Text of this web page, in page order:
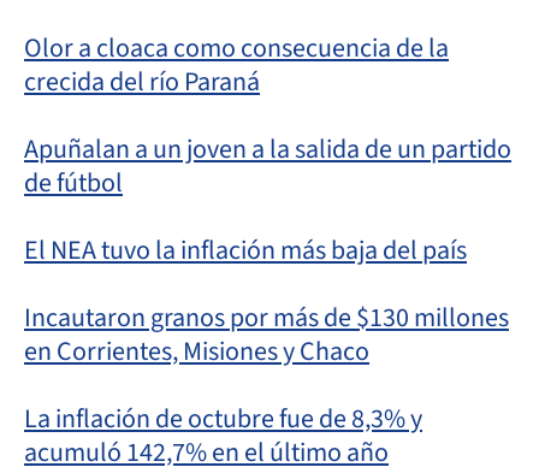
Olor a cloaca como consecuencia de la
crecida del río Paraná
Apuñalan a un joven a la salida de un partido
de fútbol
El NEA tuvo la inflación más baja del país
Incautaron granos por más de $130 millones
en Corrientes, Misiones y Chaco
La inflación de octubre fue de 8,3% y
acumuló 142,7% en el último año